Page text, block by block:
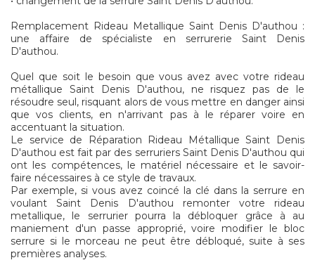
Remplacement Rideau Metallique Saint Denis D'authou :
une affaire de spécialiste en serrurerie Saint Denis
D'authou.
Quel que soit le besoin que vous avez avec votre rideau
métallique Saint Denis D'authou, ne risquez pas de le
résoudre seul, risquant alors de vous mettre en danger ainsi
que vos clients, en n'arrivant pas à le réparer voire en
accentuant la situation.
Le service de Réparation Rideau Métallique Saint Denis
D'authou est fait par des serruriers Saint Denis D'authou qui
ont les compétences, le matériel nécessaire et le savoir-
faire nécessaires à ce style de travaux.
Par exemple, si vous avez coincé la clé dans la serrure en
voulant Saint Denis D'authou remonter votre rideau
metallique, le serrurier pourra la débloquer grâce à au
maniement d'un passe approprié, voire modifier le bloc
serrure si le morceau ne peut être débloqué, suite à ses
premières analyses.